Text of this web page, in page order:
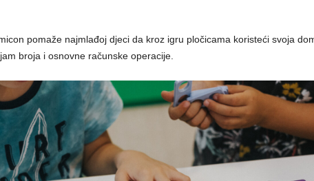
pomaže najmlađoj djeci da kroz igru pločicama koristeći svoja
broja i osnovne računske operacije.